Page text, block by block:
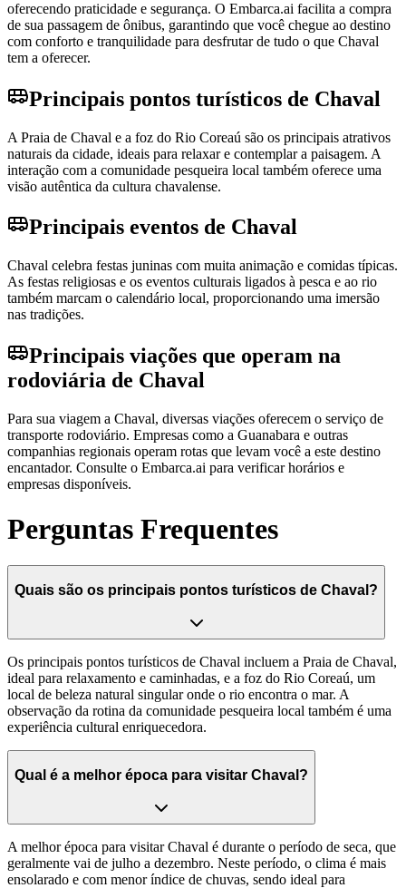
oferecendo praticidade e segurança. O Embarca.ai facilita a compra
de sua passagem de ônibus, garantindo que você chegue ao destino
com conforto e tranquilidade para desfrutar de tudo o que Chaval
tem a oferecer.
Principais pontos turísticos de Chaval
A Praia de Chaval e a foz do Rio Coreaú são os principais atrativos
naturais da cidade, ideais para relaxar e contemplar a paisagem. A
interação com a comunidade pesqueira local também oferece uma
visão autêntica da cultura chavalense.
Principais eventos de Chaval
Chaval celebra festas juninas com muita animação e comidas típicas.
As festas religiosas e os eventos culturais ligados à pesca e ao rio
também marcam o calendário local, proporcionando uma imersão
nas tradições.
Principais viações que operam na
rodoviária de Chaval
Para sua viagem a Chaval, diversas viações oferecem o serviço de
transporte rodoviário. Empresas como a Guanabara e outras
companhias regionais operam rotas que levam você a este destino
encantador. Consulte o Embarca.ai para verificar horários e
empresas disponíveis.
Perguntas Frequentes
Quais são os principais pontos turísticos de Chaval?
Os principais pontos turísticos de Chaval incluem a Praia de Chaval,
ideal para relaxamento e caminhadas, e a foz do Rio Coreaú, um
local de beleza natural singular onde o rio encontra o mar. A
observação da rotina da comunidade pesqueira local também é uma
experiência cultural enriquecedora.
Qual é a melhor época para visitar Chaval?
A melhor época para visitar Chaval é durante o período de seca, que
geralmente vai de julho a dezembro. Neste período, o clima é mais
ensolarado e com menor índice de chuvas, sendo ideal para